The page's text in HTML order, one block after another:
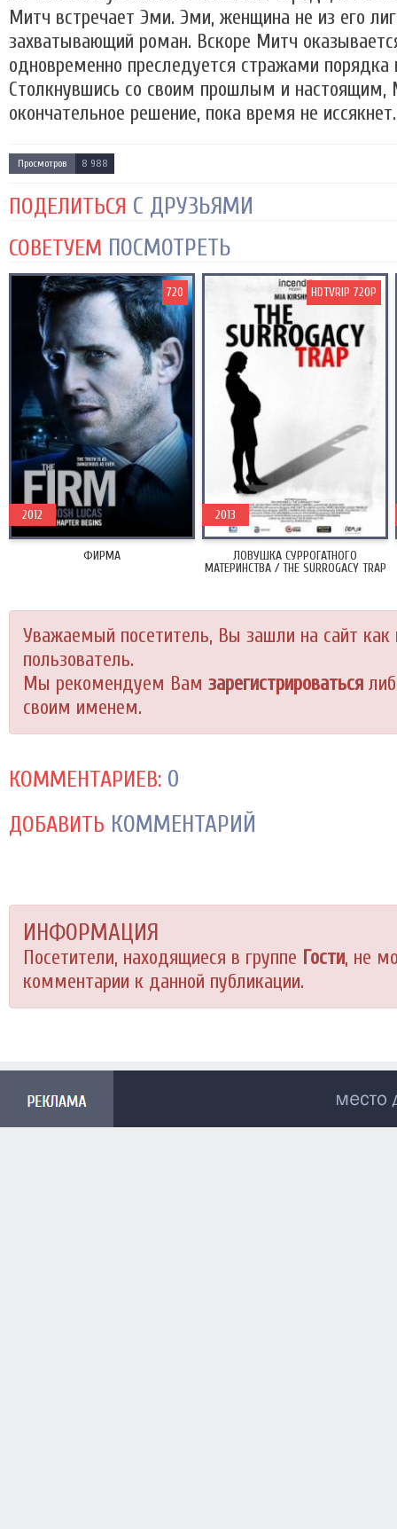
Митч встречает Эми. Эми, женщина не из его
захватывающий роман. Вскоре Митч
одновременно преследуется стражами порядка
Столкнувшись со своим прошлым и настоящим,
окончательное решение, пока время не
Просмотров 8 988
ПОДЕЛИТЬСЯ С ДРУЗЬЯМИ
СОВЕТУЕМ ПОСМОТРЕТЬ
ФИРМА
2012
720
ЛОВУШКА СУРРОГАТНОГО
МАТЕРИНСТВА / THE SURROGACY TRAP
2013
HDTVRIP 720P
Уважаемый посетитель, Вы зашли на сайт как
пользователь.
Мы рекомендуем Вам зарегистрироваться
своим именем.
КОММЕНТАРИЕВ: 0
ДОБАВИТЬ КОММЕНТАРИЙ
ИНФОРМАЦИЯ
Посетители, находящиеся в группе Гости, не
комментарии к данной публикации.